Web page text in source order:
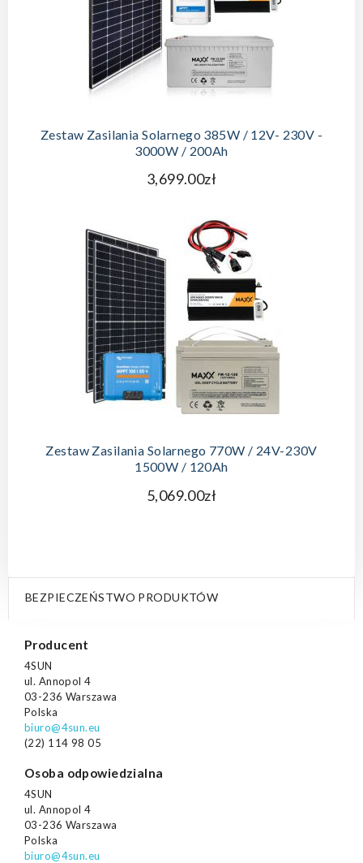
DODAJ DO KOSZYKA
Zestaw Zasilania Solarnego 385W / 12V- 230V -
3000W / 200Ah
3,699.00zł
DODAJ DO KOSZYKA
Zestaw Zasilania Solarnego 770W / 24V-230V
1500W / 120Ah
5,069.00zł
BEZPIECZEŃSTWO PRODUKTÓW
Producent
4SUN
ul. Annopol 4
03-236 Warszawa
Polska
biuro@4sun.eu
(22) 114 98 05
Osoba odpowiedzialna
4SUN
ul. Annopol 4
03-236 Warszawa
Polska
biuro@4sun.eu